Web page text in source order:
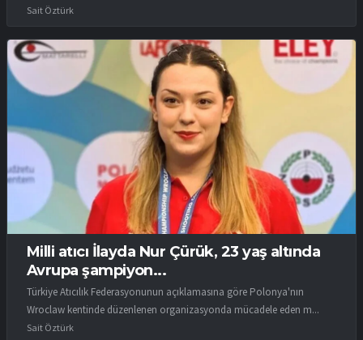
Sait Öztürk
Milli atıcı İlayda Nur Çürük, 23 yaş altında
Avrupa şampiyon...
Türkiye Atıcılık Federasyonunun açıklamasına göre Polonya'nın
Wroclaw kentinde düzenlenen organizasyonda mücadele eden m...
Sait Öztürk